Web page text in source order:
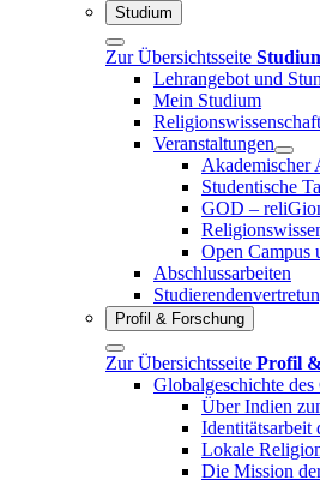
Studium
Zur Übersichtsseite
Lehrangebot und
Mein Studium
Veranstaltungen
Akademischer
Studentische
GOD –
Open Campus
Abschlussarbeiten
Profil & Forschung
Zur Übersichtsseite Profil
Globalgeschichte des
Über Indien
Identitätsarbeit
Lokale
Die Mission